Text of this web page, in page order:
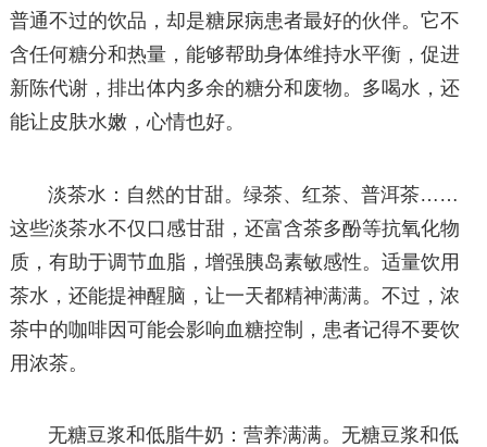
普通不过的饮品，却是糖尿病患者最好的伙伴。它不
含任何糖分和热量，能够帮助身体维持水平衡，促进
新陈代谢，排出体内多余的糖分和废物。多喝水，还
能让皮肤水嫩，心情也好。
淡茶水：自然的甘甜。绿茶、红茶、普洱茶……
这些淡茶水不仅口感甘甜，还富含茶多酚等抗氧化物
质，有助于调节血脂，增强胰岛素敏感性。适量饮用
茶水，还能提神醒脑，让一天都精神满满。不过，浓
茶中的咖啡因可能会影响血糖控制，患者记得不要饮
用浓茶。
无糖豆浆和低脂牛奶：营养满满。无糖豆浆和低